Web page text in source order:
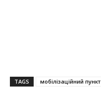
TAGS мобілізаційний пункт